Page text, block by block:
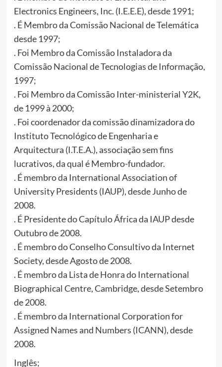
Electronics Engineers, Inc. (I.E.E.E), desde 1991;
. É Membro da Comissão Nacional de Telemática
desde 1997;
. Foi Membro da Comissão Instaladora da
Comissão Nacional de Tecnologias de Informação,
1997;
. Foi Membro da Comissão Inter-ministerial Y2K,
de 1999 à 2000;
. Foi coordenador da comissão dinamizadora do
Instituto Tecnológico de Engenharia e
Arquitectura (I.T.E.A.), associação sem fins
lucrativos, da qual é Membro-fundador.
. É membro da International Association of
University Presidents (IAUP), desde Junho de
2008.
. É Presidente do Capítulo África da IAUP desde
Outubro de 2008.
. É membro do Conselho Consultivo da Internet
Society, desde Agosto de 2008.
. É membro da Lista de Honra do International
Biographical Centre, Cambridge, desde Setembro
de 2008.
. É membro da International Corporation for
Assigned Names and Numbers (ICANN), desde
2008.
Inglês;